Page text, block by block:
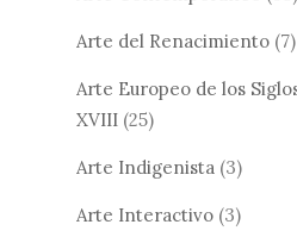
Arte del Renacimiento (7)
Arte Europeo de los
XVIII (25)
Arte Indigenista (3)
Arte Interactivo (3)